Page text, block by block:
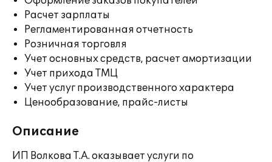
Расчет зарплаты
Регламентированная отчетность
Розничная торговля
Учет основных средств, расчет амортизации
Учет прихода ТМЦ
Учет услуг производственного характера
Ценообразование, прайс-листы
Описание
ИП Волкова Т.А. оказывает услуги по